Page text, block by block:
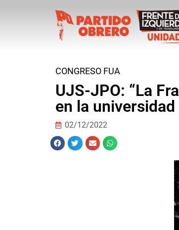
CONGRESO FUA
UJS-JPO: “La
en la universidad
02/12/2022